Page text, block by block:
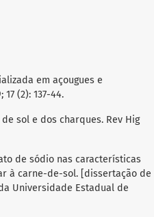
em açougues e
(2): 137-44.
sol e dos charques. Rev Hig
de sódio nas características
à carne-de-sol. [dissertação de
Universidade Estadual de